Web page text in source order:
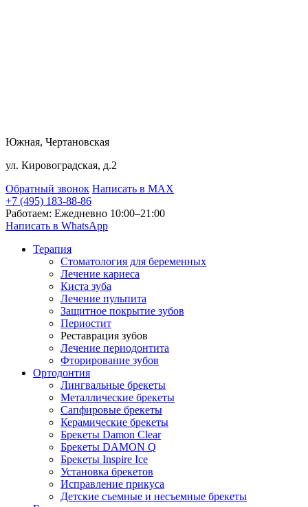
Южная, Чертановская
ул. Кировоградская, д.2
Обратный звонок Написать в MAX
+7 (495) 183-88-86
Работаем: Ежедневно 10:00–21:00
Написать в WhatsApp
Терапия
Стоматология для беременных
Лечение кариеса
Киста зуба
Лечение пульпита
Защитное покрытие зубов
Периостит
Реставрация зубов
Лечение периодонтита
Фторирование зубов
Ортодонтия
Лингвальные брекеты
Металлические брекеты
Сапфировые брекеты
Керамические брекеты
Брекеты Damon Clear
Брекеты DAMON Q
Брекеты Inspire Ice
Установка брекетов
Исправление прикуса
Детские съемные и несъемные брекеты